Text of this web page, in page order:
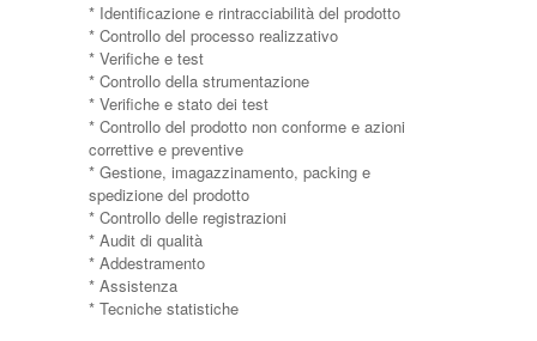
* Identificazione e rintracciabilità del prodotto
* Controllo del processo realizzativo
* Verifiche e test
* Controllo della strumentazione
* Verifiche e stato dei test
* Controllo del prodotto non conforme e azioni
correttive e preventive
* Gestione, imagazzinamento, packing e
spedizione del prodotto
* Controllo delle registrazioni
* Audit di qualità
* Addestramento
* Assistenza
* Tecniche statistiche